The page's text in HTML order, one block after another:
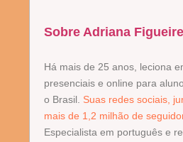
Sobre Adriana
Há mais de 25 anos, leciona
presenciais e online para
o Brasil. Suas redes sociais,
mais de 1,2 milhão de
Especialista em português e